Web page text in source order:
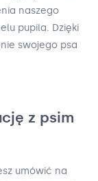
naszego
pupila. Dzięki
swojego psa
z psim
umówić na